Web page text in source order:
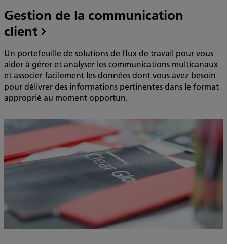
Gestion de la communication
client
Un portefeuille de solutions de flux de travail pour vous
aider à gérer et analyser les communications multicanaux
et associer facilement les données dont vous avez besoin
pour délivrer des informations pertinentes dans le format
approprié au moment opportun.